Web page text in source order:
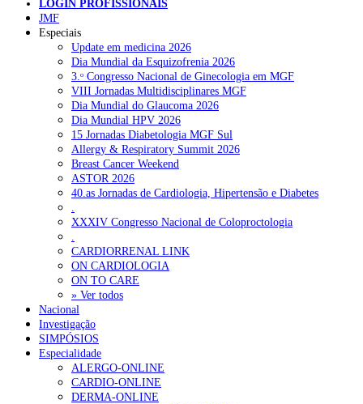
NOTÍCIAS RECENTES
Quase 11.900 jovens recorreram aos cheques psicólogo e
nutricionista no primeiro mês 7 de Agosto, 2026
ULS de Coimbra estreia cirurgia endoscópica do ouvido com
apoio robótico em Portugal 7 de Agosto, 2026
Enfermeiros exigem esclarecimentos sobre eventual gestão
privada da ULS do Algarve 7 de Agosto, 2026
Ordem dos Médicos alerta para riscos no novo sistema de acesso
a consultas e cirurgias
Portugal está a formar os médicos de que precisa?
2026
NOTÍCIAS MAIS LIDAS
Enfermagem Forense. “Da urgência ao tribunal, cada
gesto conta e cada profissional faz a diferença”
203 visualizações
LOGIN PROFISSIONAIS
JMF
Especiais
Update em medicina 2026
Dia Mundial da Esquizofrenia 2026
3.ᵒ Congresso Nacional de Ginecologia em MGF
VIII Jornadas Multidisciplinares MGF
Dia Mundial do Glaucoma 2026
Dia Mundial HPV 2026
15 Jornadas Diabetologia MGF Sul
Allergy & Respiratory Summit 2026
Breast Cancer Weekend
ASTOR 2026
40.as Jornadas de Cardiologia, Hipertensão e Diabetes
.
XXXIV Congresso Nacional de Coloproctologia
.
CARDIORRENAL LINK
ON CARDIOLOGIA
ON TO CARE
» Ver todos
Nacional
Investigação
SIMPÓSIOS
Especialidade
ALERGO-ONLINE
CARDIO-ONLINE
DERMA-ONLINE